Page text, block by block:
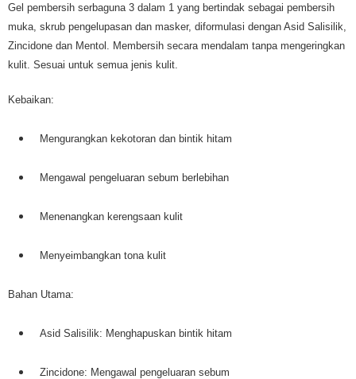
Gel pembersih serbaguna 3 dalam 1 yang bertindak sebagai pembersih
muka, skrub pengelupasan dan masker, diformulasi dengan Asid Salisilik,
Zincidone dan Mentol. Membersih secara mendalam tanpa mengeringkan
kulit. Sesuai untuk semua jenis kulit.
Kebaikan:
Mengurangkan kekotoran dan bintik hitam
Mengawal pengeluaran sebum berlebihan
Menenangkan kerengsaan kulit
Menyeimbangkan tona kulit
Bahan Utama:
Asid Salisilik: Menghapuskan bintik hitam
Zincidone: Mengawal pengeluaran sebum